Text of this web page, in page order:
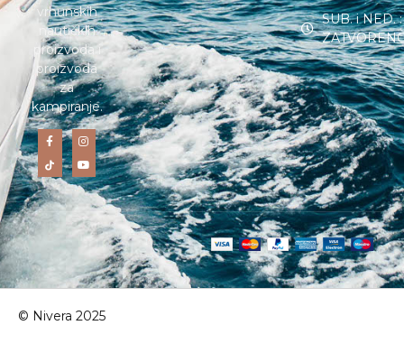
vrhunskih
nautičkih
proizvoda i
proizvoda
za
kampiranje.
SUB. i NED. :
© Nivera 2025